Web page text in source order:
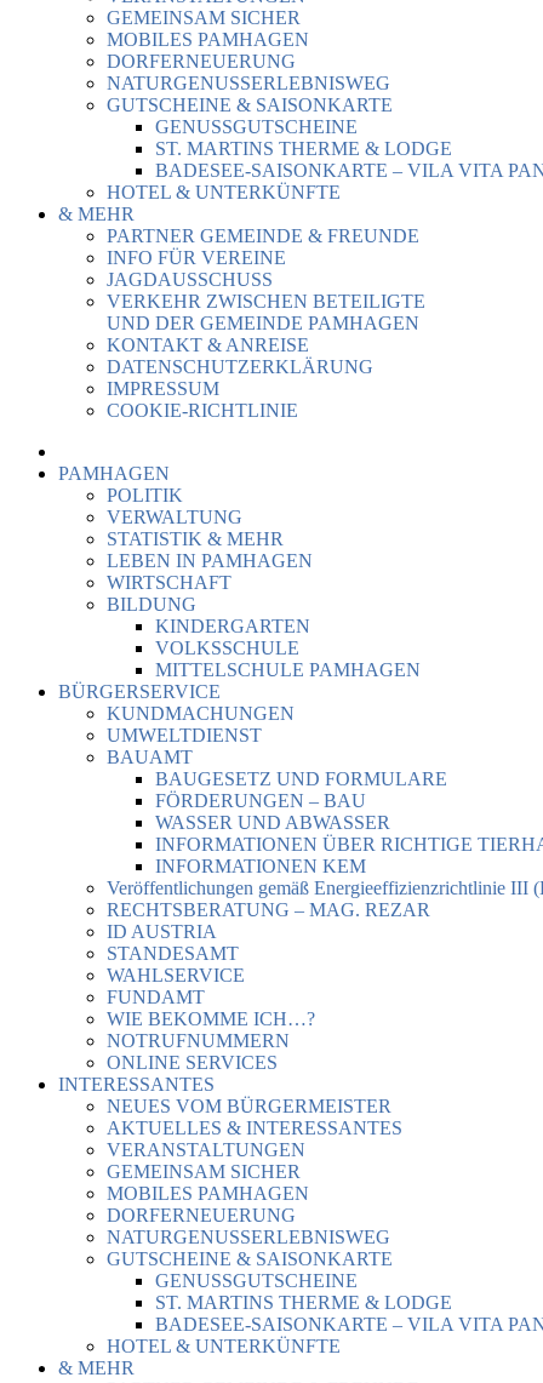
GEMEINSAM SICHER
MOBILES PAMHAGEN
DORFERNEUERUNG
NATURGENUSSERLEBNISWEG
GUTSCHEINE & SAISONKARTE
GENUSSGUTSCHEINE
ST. MARTINS THERME & LODGE
BADESEE-SAISONKARTE – VILA VITA
HOTEL & UNTERKÜNFTE
& MEHR
PARTNER GEMEINDE & FREUNDE
INFO FÜR VEREINE
JAGDAUSSCHUSS
VERKEHR ZWISCHEN BETEILIGTE
UND DER GEMEINDE PAMHAGEN
KONTAKT & ANREISE
DATENSCHUTZERKLÄRUNG
IMPRESSUM
COOKIE-RICHTLINIE
PAMHAGEN
POLITIK
VERWALTUNG
STATISTIK & MEHR
LEBEN IN PAMHAGEN
WIRTSCHAFT
BILDUNG
KINDERGARTEN
VOLKSSCHULE
MITTELSCHULE PAMHAGEN
BÜRGERSERVICE
KUNDMACHUNGEN
UMWELTDIENST
BAUAMT
BAUGESETZ UND FORMULARE
FÖRDERUNGEN – BAU
WASSER UND ABWASSER
INFORMATIONEN ÜBER RICHTIGE
INFORMATIONEN KEM
Veröffentlichungen gemäß Energieeffizienzrichtlinie III
RECHTSBERATUNG – MAG. REZAR
ID AUSTRIA
STANDESAMT
WAHLSERVICE
FUNDAMT
WIE BEKOMME ICH…?
NOTRUFNUMMERN
ONLINE SERVICES
INTERESSANTES
NEUES VOM BÜRGERMEISTER
AKTUELLES & INTERESSANTES
VERANSTALTUNGEN
GEMEINSAM SICHER
MOBILES PAMHAGEN
DORFERNEUERUNG
NATURGENUSSERLEBNISWEG
GUTSCHEINE & SAISONKARTE
GENUSSGUTSCHEINE
ST. MARTINS THERME & LODGE
BADESEE-SAISONKARTE – VILA VITA
HOTEL & UNTERKÜNFTE
& MEHR